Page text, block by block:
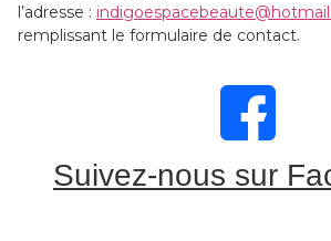
l’adresse :
remplissant le formulaire de contact.
Suivez-nous sur